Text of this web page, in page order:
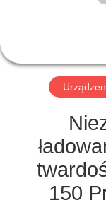
JAKOŚCI
SITEMAP
PRIVACY
150